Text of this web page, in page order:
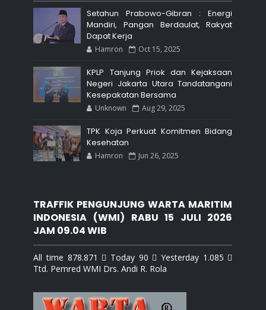
Setahun Prabowo-Gibran : Energi
Mandiri, Pangan Berdaulat, Rakyat
Dapat Kerja
Hamron Oct 15, 2025
KPLP Tanjung Priok dan Kejaksaan
Negeri Jakarta Utara Tandatangani
Kesepakatan Bersama
Unknown Aug 29, 2025
TPK Koja Perkuat Komitmen Bidang
Kesehatan
Hamron Jun 26, 2025
TRAFFIK PENGUNJUNG WARTA MARITIM
INDONESIA (WMI) RABU 15 JULI 2026
JAM 09.04 WIB
All time 878.871  Today 90  Yesterday 1.085 
Ttd. Pemred WMI Drs. Andi R. Rola